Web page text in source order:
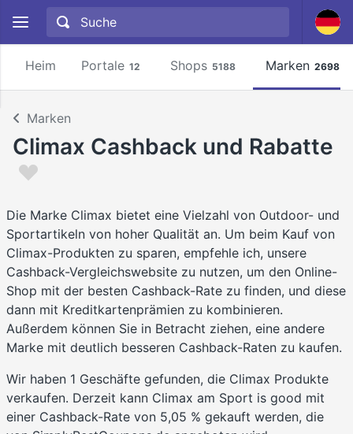
Heim Portale 12 Shops 5188 Marken 2698
Marken
Climax Cashback und Rabatte
Die Marke Climax bietet eine Vielzahl von Outdoor- und
Sportartikeln von hoher Qualität an. Um beim Kauf von
Climax-Produkten zu sparen, empfehle ich, unsere
Cashback-Vergleichswebsite zu nutzen, um den Online-
Shop mit der besten Cashback-Rate zu finden, und diese
dann mit Kreditkartenprämien zu kombinieren.
Außerdem können Sie in Betracht ziehen, eine andere
Marke mit deutlich besseren Cashback-Raten zu kaufen.
Wir haben 1 Geschäfte gefunden, die Climax Produkte
verkaufen. Derzeit kann Climax am Sport is good mit
einer Cashback-Rate von 5,05 % gekauft werden, die